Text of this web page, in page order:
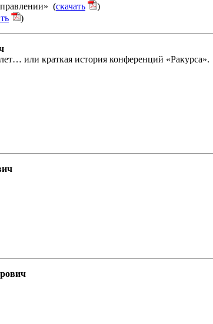
(скачать
)
)
или краткая история конференций «Ракурса».